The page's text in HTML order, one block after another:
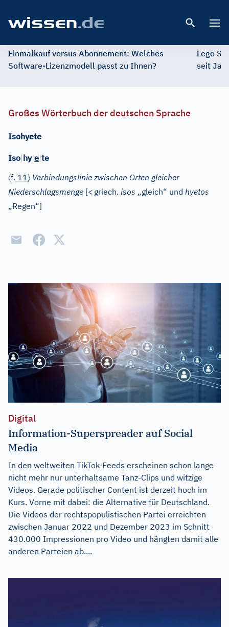
Einmalkauf versus Abonnement: Welches
Software-Lizenzmodell passt zu Ihnen?
Lego
seit
Großes Wörterbuch der deutschen Sprache
Isohyete
Iso|hy|e|te
〈f. 11〉 Verbindungslinie zwischen Orten gleicher
Niederschlagsmenge [< griech. isos „gleich“ und hyetos
„Regen“]
Digital
Information-Superspreader auf Social
Media
In den weltweiten TikTok-Feeds erscheinen schon lange
nicht mehr nur unterhaltsame Tanz-Clips und witzige
Videos. Gerade politischer Content ist derzeit hoch im
Kurs. Vorne mit dabei: die Alternative für Deutschland.
Die Videos der rechtspopulistischen Partei erreichten
zwischen Januar 2022 und Dezember 2023 im Schnitt
430.000 Impressionen pro Video und hängten damit alle
anderen Parteien ab....